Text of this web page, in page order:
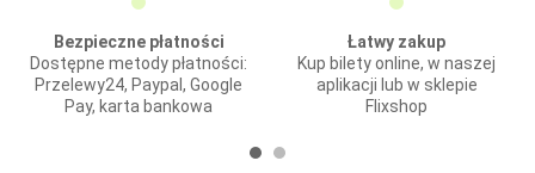
Bezpieczne płatności
Dostępne metody płatności:
Przelewy24, Paypal, Google
Pay, karta bankowa
Łatwy zakup
Kup bilety online, w naszej
aplikacji lub w sklepie
Flixshop